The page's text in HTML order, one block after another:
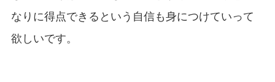
なりに得点できるという自信も身につけていって
欲しいです。